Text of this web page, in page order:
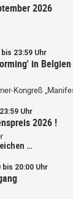
2026
23:59 Uhr
in Belgien
Kongreß
Uhr
2026 !
…
bis 20:00 Uhr